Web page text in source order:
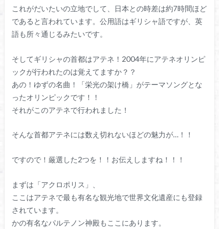
これがだいたいの立地でして、日本との時差は約7時間ほど
であると言われています。公用語はギリシャ語ですが、英
語も所々通じるみたいです。
そしてギリシャの首都はアテネ！2004年にアテネオリンピ
ックが行われたのは覚えてますか？？
あの！ゆずの名曲！「栄光の架け橋」がテーマソングとな
ったオリンピックです！！
それがこのアテネで行われました！
そんな首都アテネには数え切れないほどの魅力が…！！
ですので！厳選した2つを！！お伝えしますね！！！
まずは「アクロポリス」、
ここはアテネで最も有名な観光地で世界文化遺産にも登録
されています。
かの有名なパルテノン神殿もここにあります。